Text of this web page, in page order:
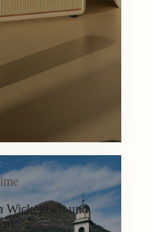
Wickeltisch und